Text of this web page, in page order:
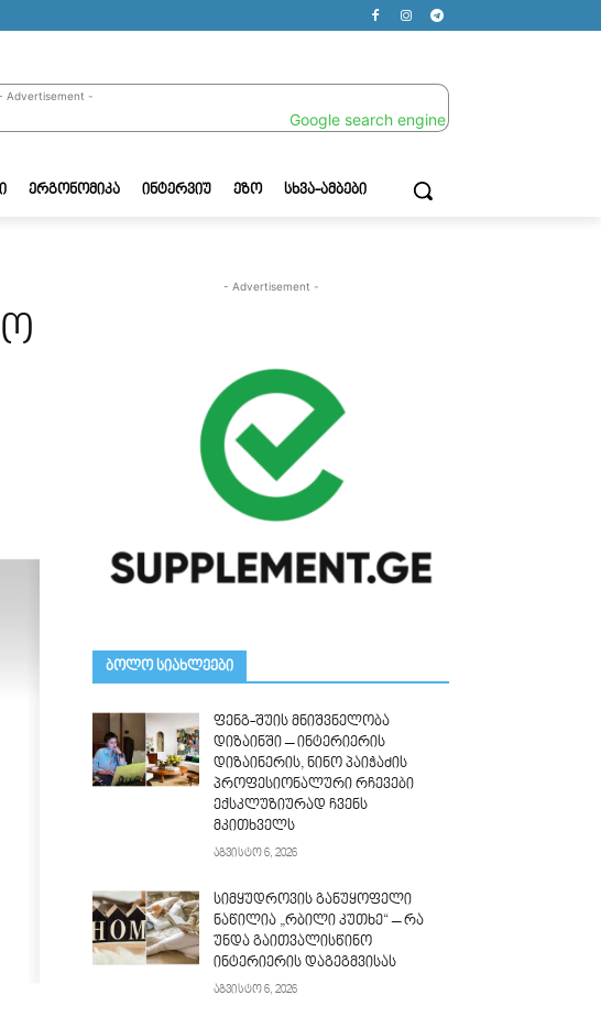
Advertisement -
ᲔᲠᲒᲝᲜᲝᲛᲘᲙᲐ ᲘᲜᲢᲔᲠᲕᲘᲣ ᲔᲖᲝ ᲡᲮᲕᲐ-ᲐᲛᲑᲔᲑᲘ
- Advertisement -
ᲑᲝᲚᲝ ᲡᲘᲐᲮᲚᲔᲔᲑᲘ
ფენგ-შუის მნიშვნელობა
დიზაინში – ინტერიერის
დიზაინერის, ნინო პაიჭაძის
პროფესიონალური რჩევები
ექსკლუზიურად ჩვენს
მკითხველს
აგვისტო 6, 2026
სიმყუდროვის განუყოფელი
ნაწილია „რბილი კუთხე“ – რა
უნდა გაითვალისწინო
ინტერიერის დაგეგმვისას
აგვისტო 6, 2026